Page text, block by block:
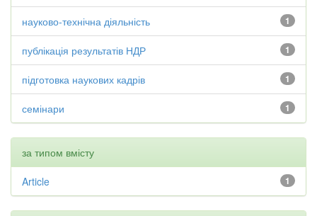
1
науково-технічна діяльність
1
публікація результатів НДР
1
підготовка наукових кадрів
1
семінари
за типом вмісту
1
Article